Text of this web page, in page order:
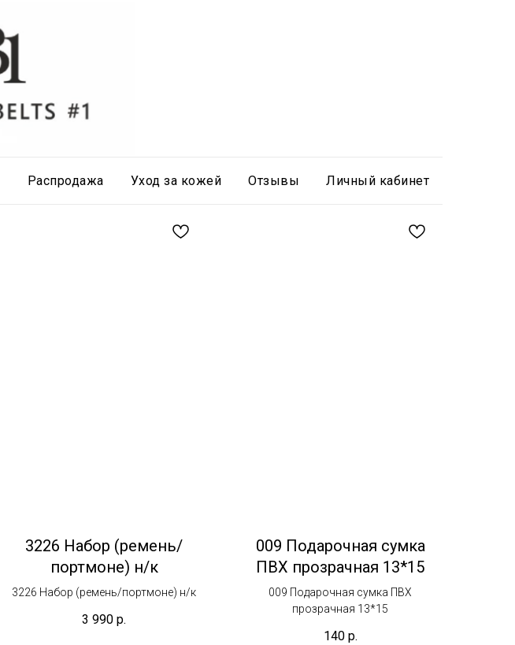
Распродажа Уход за кожей Отзывы Личный кабинет
3226 Набор (ремень/
портмоне) н/к
3226 Набор (ремень/портмоне) н/к
3 990 р.
009 Подарочная сумка
ПВХ прозрачная 13*15
009 Подарочная сумка ПВХ
прозрачная 13*15
140 р.